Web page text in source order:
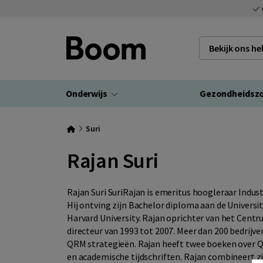
Bekijk ons
Onderwijs
Suri
Rajan Suri
Rajan Suri SuriRajan is emeritus hoogleraar
Hij ontving zijn Bachelor diploma aan de
Harvard University. Rajan oprichter van het
directeur van 1993 tot 2007. Meer dan 200
QRM strategieën. Rajan heeft twee boeken over
en academische tijdschriften. Rajan combineert